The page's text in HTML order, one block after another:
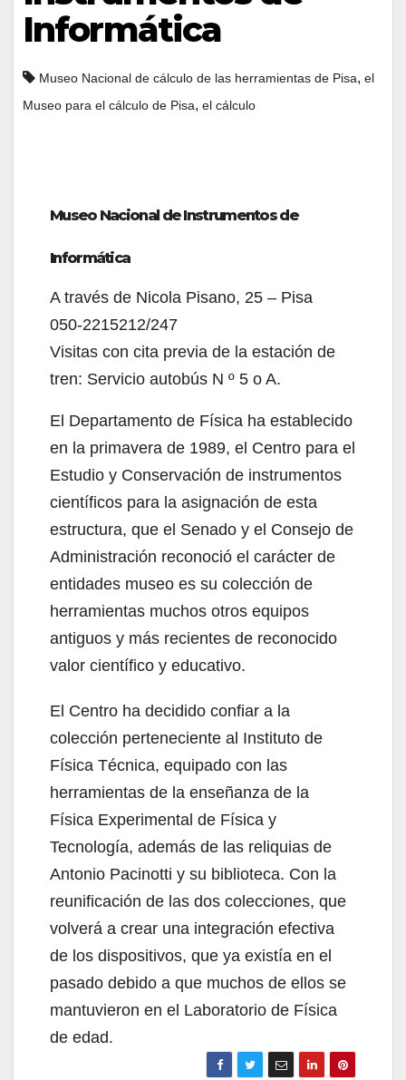
Informática
Museo Nacional de cálculo de las herramientas de Pisa, el
Museo para el cálculo de Pisa, el cálculo
Museo Nacional de Instrumentos de
Informática
A través de Nicola Pisano, 25 – Pisa
050-2215212/247
Visitas con cita previa de la estación de
tren: Servicio autobús N º 5 o A.
El Departamento de Física ha establecido
en la primavera de 1989, el Centro para el
Estudio y Conservación de instrumentos
científicos para la asignación de esta
estructura, que el Senado y el Consejo de
Administración reconoció el carácter de
entidades museo es su colección de
herramientas muchos otros equipos
antiguos y más recientes de reconocido
valor científico y educativo.
El Centro ha decidido confiar a la
colección perteneciente al Instituto de
Física Técnica, equipado con las
herramientas de la enseñanza de la
Física Experimental de Física y
Tecnología, además de las reliquias de
Antonio Pacinotti y su biblioteca. Con la
reunificación de las dos colecciones, que
volverá a crear una integración efectiva
de los dispositivos, que ya existía en el
pasado debido a que muchos de ellos se
mantuvieron en el Laboratorio de Física
de edad.